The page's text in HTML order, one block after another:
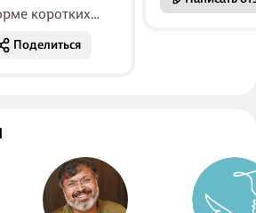
коротких
тематически
ступенях,
Поделиться